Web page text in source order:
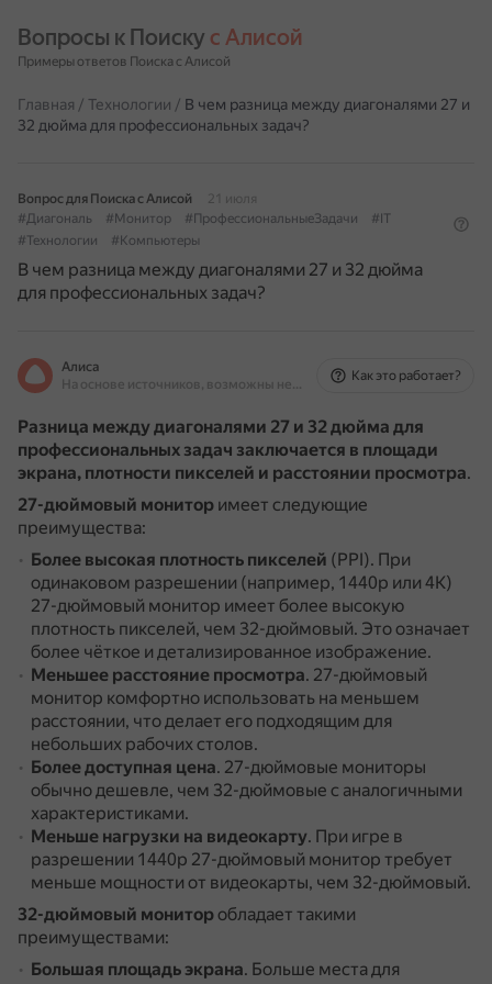
Вопросы к Поиску с Алисой
Примеры ответов Поиска с Алисой
Главная / Технологии / В чем разница между диагоналями 27 и
32 дюйма для профессиональных задач?
Вопрос для Поиска с Алисой
21 июля
#Диагональ
#Монитор #ПрофессиональныеЗадачи
#IT
#Технологии
#Компьютеры
В чем разница между диагоналями 27 и 32 дюйма
для профессиональных задач?
Алиса
На основе источников, возможны неточности
Как это работает?
Разница между диагоналями 27 и 32 дюйма для
профессиональных задач заключается в площади
экрана, плотности пикселей и расстоянии просмотра.
27-дюймовый монитор имеет следующие
преимущества:
Более высокая плотность пикселей (PPI). При
одинаковом разрешении (например, 1440p или 4K)
27-дюймовый монитор имеет более высокую
плотность пикселей, чем 32-дюймовый. Это означает
более чёткое и детализированное изображение.
Меньшее расстояние просмотра. 27-дюймовый
монитор комфортно использовать на меньшем
расстоянии, что делает его подходящим для
небольших рабочих столов.
Более доступная цена. 27-дюймовые мониторы
обычно дешевле, чем 32-дюймовые с аналогичными
характеристиками.
Меньше нагрузки на видеокарту. При игре в
разрешении 1440p 27-дюймовый монитор требует
меньше мощности от видеокарты, чем 32-дюймовый.
32-дюймовый мониторобладает такими
преимуществами:
Большая площадь экрана. Больше места для